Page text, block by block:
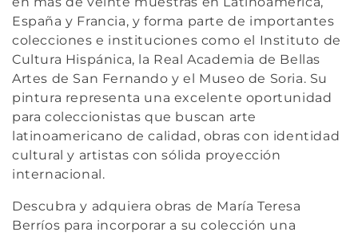
España y Francia, y forma parte de importantes
colecciones e instituciones como el Instituto de
Cultura Hispánica, la Real Academia de Bellas
Artes de San Fernando y el Museo de Soria. Su
pintura representa una excelente oportunidad
para coleccionistas que buscan arte
latinoamericano de calidad, obras con identidad
cultural y artistas con sólida proyección
internacional.
Descubra y adquiera obras de María Teresa
Berríos para incorporar a su colección una